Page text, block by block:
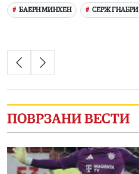
БАЕРН МИНХЕН СЕРЖ ГНАБРИ
ПОВРЗАНИ ВЕСТИ